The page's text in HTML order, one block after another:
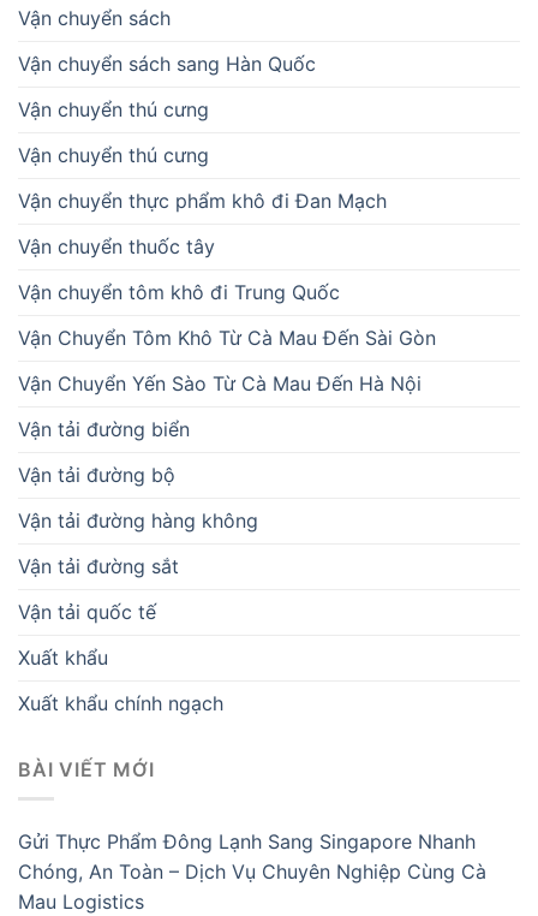
Vận chuyển sách
Vận chuyển sách sang Hàn Quốc
Vận chuyển thú cưng
Vận chuyển thú cưng
Vận chuyển thực phẩm khô đi Đan Mạch
Vận chuyển thuốc tây
Vận chuyển tôm khô đi Trung Quốc
Vận Chuyển Tôm Khô Từ Cà Mau Đến Sài Gòn
Vận Chuyển Yến Sào Từ Cà Mau Đến Hà Nội
Vận tải đường biển
Vận tải đường bộ
Vận tải đường hàng không
Vận tải đường sắt
Vận tải quốc tế
Xuất khẩu
Xuất khẩu chính ngạch
BÀI VIẾT MỚI
Gửi Thực Phẩm Đông Lạnh Sang Singapore Nhanh
Chóng, An Toàn – Dịch Vụ Chuyên Nghiệp Cùng Cà
Mau Logistics